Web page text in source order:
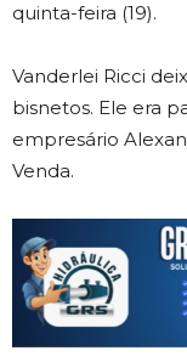
quinta-feira (19).
Vanderlei Ricci
bisnetos. Ele era
empresário
Venda.